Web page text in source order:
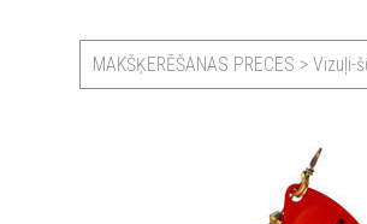
MAKŠĶERĒŠANAS PRECES > Vizuļi-